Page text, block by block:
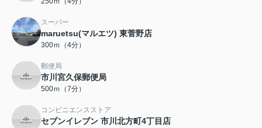
スーパー
maruetsu(マルエツ) 東菅野店
300ｍ（4分）
郵便局
市川宮久保郵便局
500ｍ（7分）
コンビニエンスストア
セブンイレブン 市川北方町4丁目店